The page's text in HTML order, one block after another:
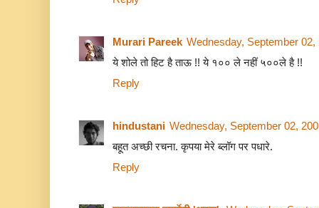
Murari Pareek Wednesday, September 02,
ये शोले तो हिट है ताऊ !! ये १०० ले नहीं ५००ले है !!
Reply
hindustani Wednesday, September 02,
बहूत अच्छी रचना. कृपया मेरे ब्लॉग पर पधारे.
Reply